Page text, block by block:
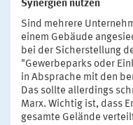
Synergien nutzen
Sind mehrere
einem Gebäude
bei der Sicherstellung
"Gewerbeparks oder
in Absprache mit den
Das sollte allerdings
Marx. Wichtig ist, dass
gesamte Gelände